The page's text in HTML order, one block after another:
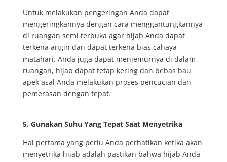
Untuk melakukan pengeringan Anda dapat
mengeringkannya dengan cara menggantungkannya
di ruangan semi terbuka agar hijab Anda dapat
terkena angin dan dapat terkena bias cahaya
matahari. Anda juga dapat menjemurnya di dalam
ruangan, hijab dapat tetap kering dan bebas bau
apek asal Anda melakukan proses pencucian dan
pemerasan dengan tepat.
5. Gunakan Suhu Yang Tepat Saat Menyetrika
Hal pertama yang perlu Anda perhatikan ketika akan
menyetrika hijab adalah pastikan bahwa hijab Anda